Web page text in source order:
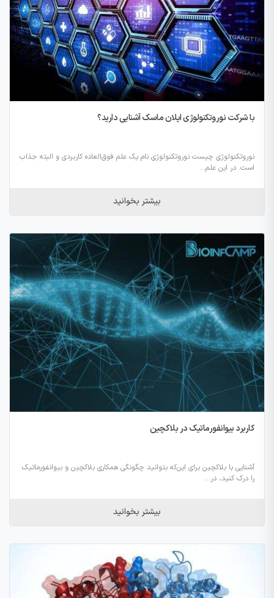
با شرکت نوروتکنولوژی ایلان ماسک آشنایی دارید؟
نوروتکنولوژی چیست نوروتکنولوژی نام یک علم فوق‌العاده کاربردی و البته جذاب
است. در این علم...
بیشتر بخوانید
کاربرد بیوانفورماتیک در بلاکچین
آشنایی با بلاکچین برای این‌که بتوانید چگونگی همکاری بلاکچین و بیوانفورماتیک
را درک کنید، در...
بیشتر بخوانید